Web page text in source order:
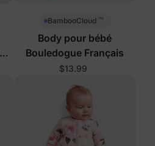
BambooCloud ™
Body pour bébé
Bouledogue Français
$13.99